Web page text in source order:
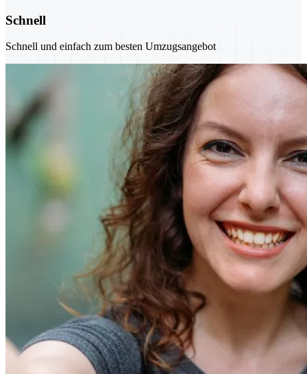
Schnell
Schnell und einfach zum besten Umzugsangebot